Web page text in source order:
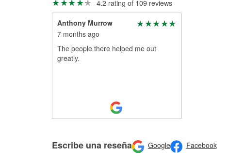
4.2 rating of 109 reviews
Anthony Murrow
7 months ago
The people there helped me out
greatly.
Escribe una reseña Google Facebook